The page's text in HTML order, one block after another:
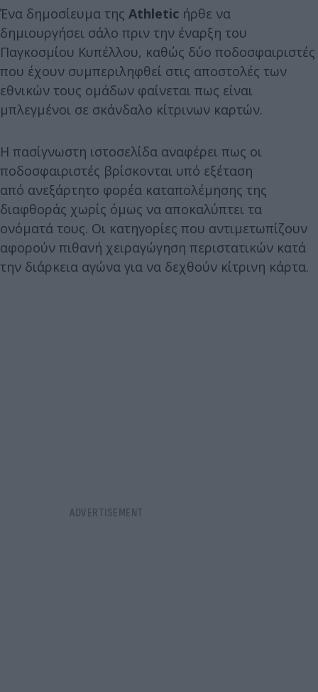
Ένα δημοσίευμα της Athletic ήρθε να
δημιουργήσει σάλο πριν την έναρξη του
Παγκοσμίου Κυπέλλου, καθώς δύο ποδοσφαιριστές
που έχουν συμπεριληφθεί στις αποστολές των
εθνικών τους ομάδων φαίνεται πως είναι
μπλεγμένοι σε σκάνδαλο κίτρινων καρτών.
Η πασίγνωστη ιστοσελίδα αναφέρει πως οι
ποδοσφαιριστές βρίσκονται υπό εξέταση
από ανεξάρτητο φορέα καταπολέμησης της
διαφθοράς χωρίς όμως να αποκαλύπτει τα
ονόματά τους. Οι κατηγορίες που αντιμετωπίζουν
αφορούν πιθανή χειραγώγηση περιστατικών κατά
την διάρκεια αγώνα για να δεχθούν κίτρινη κάρτα.